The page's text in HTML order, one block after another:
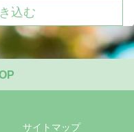
込む
サイトマップ